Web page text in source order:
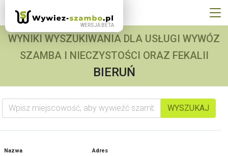
WYNIKI WYSZUKIWANIA DLA USŁUGI WYWÓZ
SZAMBA I NIECZYSTOŚCI ORAZ FEKALII
BIERUŃ
Wpisz miejscowość, aby wywieźć szambo
WYSZUKAJ
Nazwa Adres